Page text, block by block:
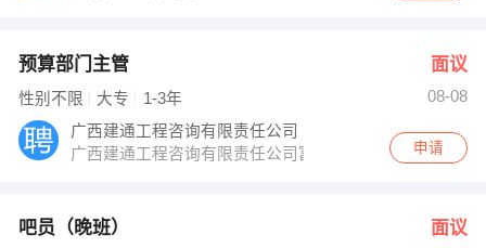
预算部门主管 面议
性别不限 大专 1-3年
08-08
广西建通工程咨询有限责任公司
广西建通工程咨询有限责任公司富川办事处
申请
吧员（晚班） 面议